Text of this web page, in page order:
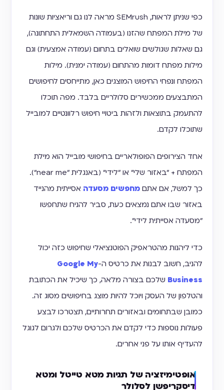
כפי שניתן לראות, SEMrush מראה לנו גם וריאציות שונות
של מילת המפתח שהזנו (בעמודה השמאלית התחתונה),
גם שאלות שגולשים שואלים בתחום (עמודה אמצעית) וגם
מילות מפתח דומות מהתחום (עמודה ימנית). מילות
המפתח ונפחי החיפוש המוצגים כאן, מתייחסים לחיפושים
המתבצעים ממכשירים סלולריים בלבד. מפה תוכלו
להתעמק בתוצאות ולזהות ביטויי חיפוש רלוונטיים למובייל
שתוכלו לקדם.
אחד הצירופים הפופולאריים בחיפושי מובייל הוא מילת
המפתח + ״באזור שלי״ או ״לידי״ (באנגלית "near me").
כך למשל, אם אתם מחפשים מסעדה אסייתית מהנייד
באזור שבו אתם נמצאים כעת, סביר להניח שתחפשו
״מסעדה אסייתית לידי״.
כדי ליהנות מהטראפיק הפוטנציאלי שחיפוש כזה יכול
להניב, חשוב לבנות את כרטיס ה-Google My
Business שלכם בצורה מלאה, כך שיכיל את הכתובת
והטלפון של העסק ויוכל להיות מוצג בחיפושים מסוג זה.
כמובן שבתחומים ובאזורים תחרותיים, תצטרכו לבצע
פעולות נוספות כדי לקדם את הכרטיס שלכם ולגרום לגוגל
להעדיף אותו על פני אחרים.
אופטימיזציה של תגיות מטא טייטל ומטא
דיסקריפשן לסלולר